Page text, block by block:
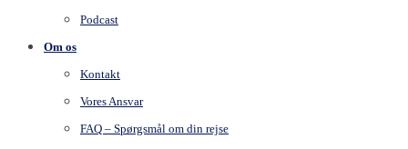
Podcast
Om os
Kontakt
Vores Ansvar
FAQ – Spørgsmål om din rejse